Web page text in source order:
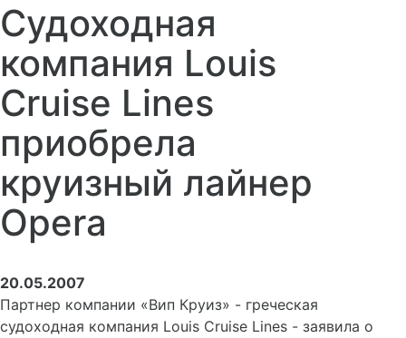
Cудоходная
компания Louis
Cruise Lines
приобрела
круизный лайнер
Opera
20.05.2007
Партнер компании «Вип Круиз» - греческая
судоходная компания Louis Cruise Lines - заявила о